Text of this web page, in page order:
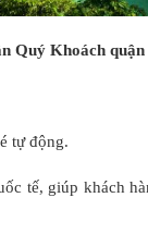
Quý Khoách quận
tự động.
tế, giúp khách